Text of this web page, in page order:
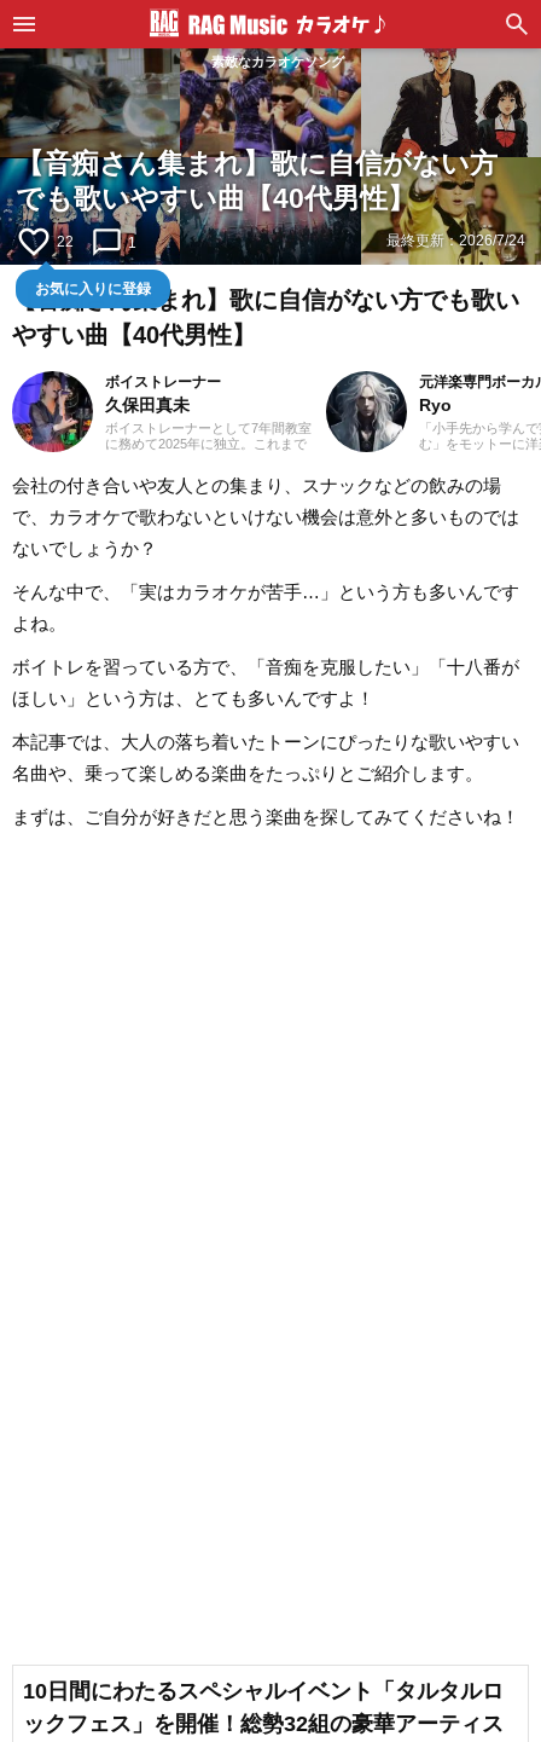
素敵なカラオケソング
【音痴さん集まれ】歌に自信がない方
でも歌いやすい曲【40代男性】
favorite_border 22
お気に入りに登録
chat_bubble_outline 1 最終更新：2026/7/24
【音痴さん集まれ】歌に自信がない方でも歌い
やすい曲【40代男性】
ボイストレーナー
久保田真未
ボイストレーナーとして7年間教室
に務めて2025年に独立。これまで
きました。私が講師を始めたキッ
カケは興味本位でした(笑)。仕事を
探していた時に「ボーカルのイン
ストラクター」という求人を発見
し、「なんだこれは！」と思って
勢いで応募したんです。こうして
で、誰よりも研修を受け、自分で
もたくさん勉強しました。自分が
ます！私は講師として指導する中
で、生徒さんと一緒に成長できて
いる瞬間がたまらなく好きです。
音楽活動としては、高校から今で
す。ベースボーカルでバンドをし
けていただいたりと、ライブ活動
く上で、声を出していつまでも健
康で美しくありたいです！
元洋楽専門ボーカ
Ryo
「小手先から学ん
む」をモットーに
楽＝英語」という
じ、世界中の楽曲
た。現在では80ヵ
聴き漁り、個人で
あなたが求める1曲
記事を更新してま
会社の付き合いや友人との集まり、スナックなどの飲みの場
で、カラオケで歌わないといけない機会は意外と多いものでは
ないでしょうか？
そんな中で、「実はカラオケが苦手…」という方も多いんです
よね。
ボイトレを習っている方で、「音痴を克服したい」「十八番が
ほしい」という方は、とても多いんですよ！
本記事では、大人の落ち着いたトーンにぴったりな歌いやすい
名曲や、乗って楽しめる楽曲をたっぷりとご紹介します。
まずは、ご自分が好きだと思う楽曲を探してみてくださいね！
10日間にわたるスペシャルイベント「タルタルロ
ックフェス」を開催！総勢32組の豪華アーティス